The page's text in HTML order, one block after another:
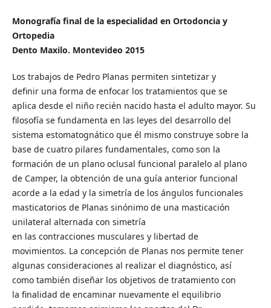
Monografía final de la especialidad en Ortodoncia y
Ortopedia
Dento Maxilo. Montevideo 2015
Los trabajos de Pedro Planas permiten sintetizar y
definir una forma de enfocar los tratamientos que se
aplica desde el niño recién nacido hasta el adulto mayor. Su
filosofía se fundamenta en las leyes del desarrollo del
sistema estomatognático que él mismo construye sobre la
base de cuatro pilares fundamentales, como son la
formación de un plano oclusal funcional paralelo al plano
de Camper, la obtención de una guía anterior funcional
acorde a la edad y la simetría de los ángulos funcionales
masticatorios de Planas sinónimo de una masticación
unilateral alternada con simetría
en las contracciones musculares y libertad de
movimientos. La concepción de Planas nos permite tener
algunas consideraciones al realizar el diagnóstico, así
como también diseñar los objetivos de tratamiento con
la finalidad de encaminar nuevamente el equilibrio